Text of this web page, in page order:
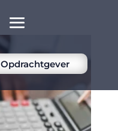
Opdrachtgever